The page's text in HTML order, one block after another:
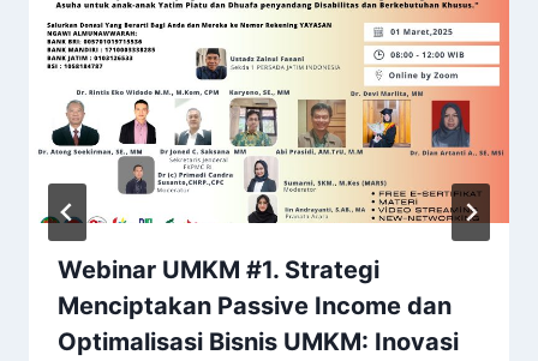
Webinar UMKM #1. Strategi
Menciptakan Passive Income dan
Optimalisasi Bisnis UMKM: Inovasi